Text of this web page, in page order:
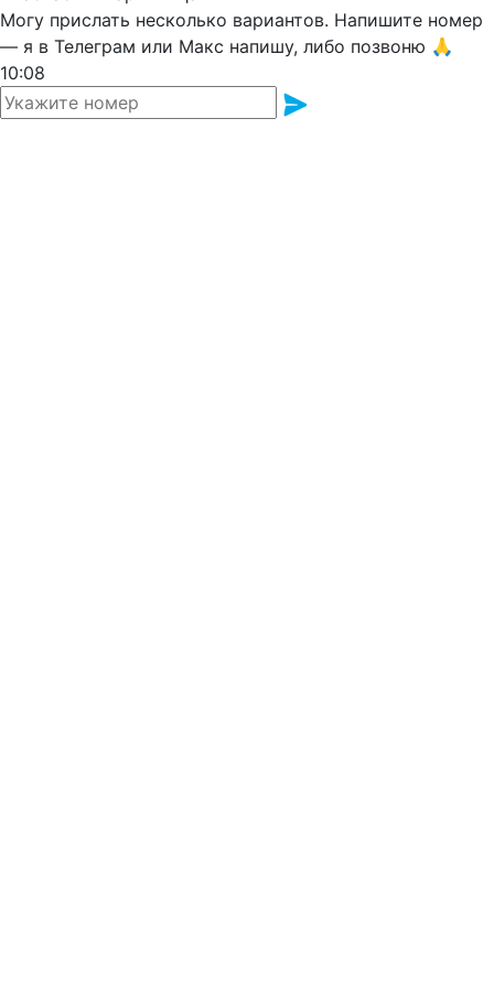
Могу прислать несколько вариантов. Напишите номер
— я в Телеграм или Макс напишу, либо позвоню 🙏
10:08